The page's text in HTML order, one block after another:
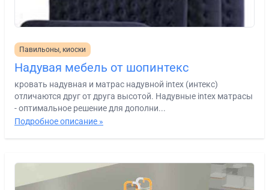
Павильоны, киоски
Надувая мебель от шопинтекс
кровать надувная и матрас надувной intex (интекс)
отличаются друг от друга высотой. Надувные intex матрасы
- оптимальное решение для дополни...
Подробное описание »